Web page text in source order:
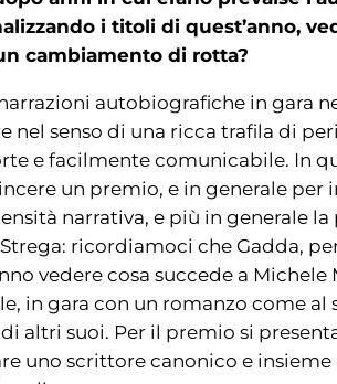
i titoli di quest’anno,
cambiamento di rotta?
autobiografiche in gara
nel senso di una ricca trafila di
e facilmente comunicabile. In
un premio, e in generale
narrativa, e più in generale
ricordiamoci che Gadda,
vedere cosa succede a
in gara con un romanzo come
altri suoi. Per il premio si
uno scrittore canonico e